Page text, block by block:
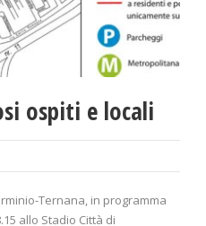
ospiti e locali
Ternana, in programma
allo Stadio Città di